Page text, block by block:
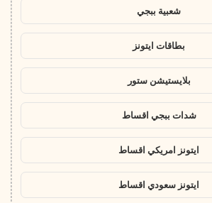
شعبية ببجي
بطاقات ايتونز
بلايستيشن ستور
شدات ببجي اقساط
ايتونز امريكي اقساط
ايتونز سعودي اقساط